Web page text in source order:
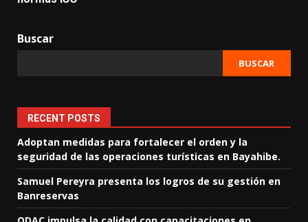
Buscar
BUSCAR
RECENT POSTS
Adoptan medidas para fortalecer el orden y la
seguridad de las operaciones turísticas en Bayahibe.
Samuel Pereyra presenta los logros de su gestión en
Banreservas